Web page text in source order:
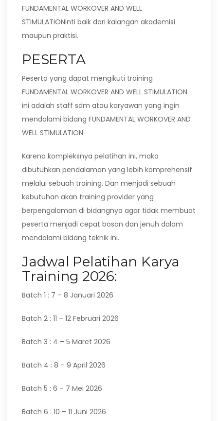
FUNDAMENTAL WORKOVER AND WELL
STIMULATIONinti baik dari kalangan akademisi
maupun praktisi.
PESERTA
Peserta yang dapat mengikuti training
FUNDAMENTAL WORKOVER AND WELL STIMULATION
ini adalah staff sdm atau karyawan yang ingin
mendalami bidang FUNDAMENTAL WORKOVER AND
WELL STIMULATION
Karena kompleksnya pelatihan ini, maka
dibutuhkan pendalaman yang lebih komprehensif
melalui sebuah training. Dan menjadi sebuah
kebutuhan akan training provider yang
berpengalaman di bidangnya agar tidak membuat
peserta menjadi cepat bosan dan jenuh dalam
mendalami bidang teknik ini.
Jadwal Pelatihan Karya
Training 2026:
Batch 1 : 7 – 8 Januari 2026
Batch 2 : 11 – 12 Februari 2026
Batch 3 : 4 – 5 Maret 2026
Batch 4 : 8 – 9 April 2026
Batch 5 : 6 – 7 Mei 2026
Batch 6 : 10 – 11 Juni 2026